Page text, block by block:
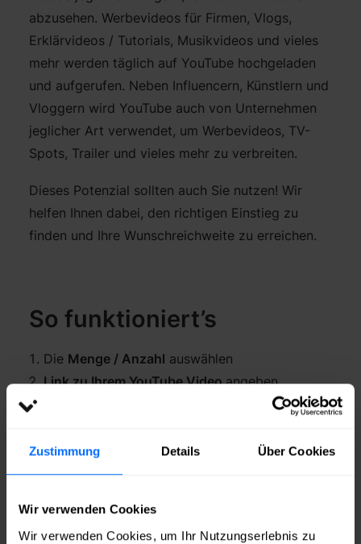
Zustimmung Details Über Cookies
Wir verwenden Cookies
Wir verwenden Cookies, um Ihr Nutzungserlebnis zu
abzusehen. Werbevideos für Firmen, Vlogs,
Erklärvideos / Tutorials, Musikvideos und vieles
mehr werden täglich auf YouTube hochgeladen
und aufgerufen. Neben Influencern, Künstlern und
Vloggern wird YouTube auch von Unternehmen
jeglicher Art verwendet, um Werbevideos, TV-
Spots, Trailer und vieles mehr zu verbreiten.
Dieses Potenzial sollten auch Sie nutzen! Wir
helfen Ihnen dabei, den richtigen Einstieg zu
finden und Ihre Wunschreichweite zu erreichen.
So funktioniert’s
Die Menge / Anzahl auswählen
Link zu Ihrem YouTube Videoangeben
Überweisung
Apple Pay,
PayoderKreditkarte
kurzer Zeit erhalten!